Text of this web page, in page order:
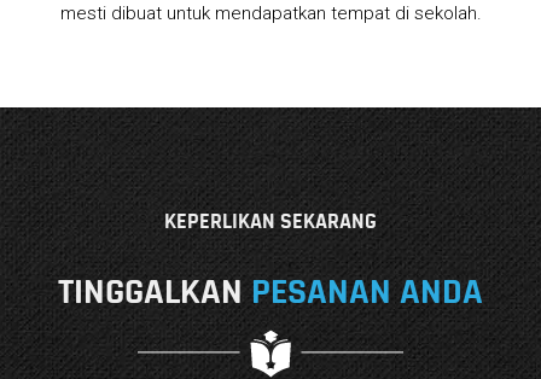
mesti dibuat untuk mendapatkan tempat di sekolah.
KEPERLIKAN SEKARANG
TINGGALKANPESANAN ANDA